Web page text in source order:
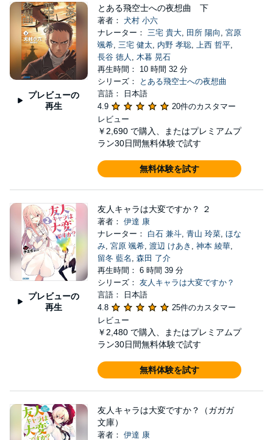
プレビューの
再生
とある飛空士への夜想曲 下
著者： 犬村 小六
ナレーター： 三宅 貴大, 田所 陽向 , 宮原
颯希, 三宅 健太, 内野 孝聡, 上西 哲平,
長谷 徳人 , 木暮 晃石
再生時間： 10 時間 32 分
シリーズ：
とある飛空士への夜想曲
言語： 日本語
4.9
20件のカスタマー
レビュー
￥2,690 で購入、またはプレミアムプ
ラン30日間無料体験で試す
無料体験を試す
プレビューの
再生
友人キャラは大変ですか？ ２
著者： 伊達 康
ナレーター： 白石 兼斗, 青山 玲菜, ほな
み, 宮原 颯希, 渡辺 けあき , 神本 綾華,
留冬 藍名 , 森田 了介
再生時間： 6 時間 39 分
シリーズ： 友人キャラは大変ですか？
言語： 日本語
4.8
25件のカスタマー
レビュー
￥2,480 で購入、またはプレミアムプ
ラン30日間無料体験で試す
無料体験を試す
友人キャラは大変ですか？（ガガガ
文庫）
著者： 伊達 康